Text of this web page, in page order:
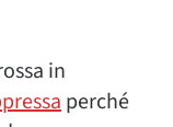
in
perché